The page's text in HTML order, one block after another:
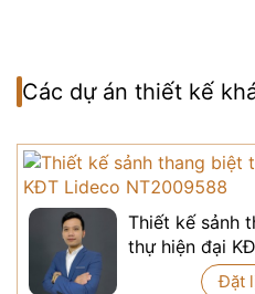
làm nổi bật từng bước
ấm áp, sang trọng.
Các dự án thiết kế
Thiết kế sảnh
thự hiện đại
NT2009588Đặt